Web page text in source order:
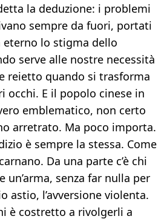
la deduzione: i problemi
sempre da fuori, portati
eterno lo stigma dello
serve alle nostre necessità
reietto quando si trasforma
occhi. E il popolo cinese in
emblematico, non certo
arretrato. Ma poco importa.
è sempre la stessa. Come
Da una parte c’è chi
un’arma, senza far nulla per
astio, l’avversione violenta.
è costretto a rivolgerli a